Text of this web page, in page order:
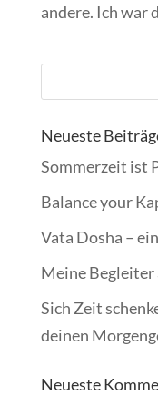
andere. Ich war
Neueste
Sommerzeit ist
Balance your
Vata Dosha –
Meine Begleiter
Sich Zeit
deinen
Neueste